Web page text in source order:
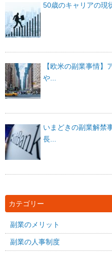
50歳のキャリアの現
【欧米の副業事情】
や...
いまどきの副業解禁
長...
カテゴリー
副業のメリット
副業の人事制度